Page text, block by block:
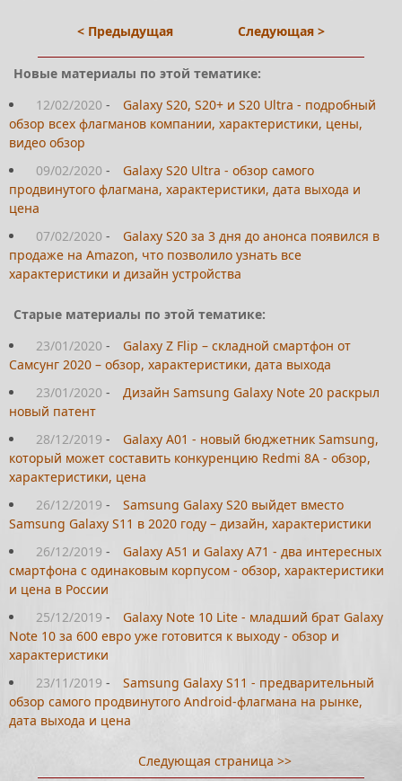
< Предыдущая Следующая >
Новые материалы по этой тематике:
12/02/2020 -
Galaxy S20, S20+ и S20 Ultra - подробный
обзор всех флагманов компании, характеристики, цены,
видео обзор
09/02/2020 -
Galaxy S20 Ultra - обзор самого
продвинутого флагмана, характеристики, дата выхода и
цена
07/02/2020 -
Galaxy S20 за 3 дня до анонса появился в
продаже на Amazon, что позволило узнать все
характеристики и дизайн устройства
Старые материалы по этой тематике:
23/01/2020 -
Galaxy Z Flip – складной смартфон от
Самсунг 2020 – обзор, характеристики, дата выхода
23/01/2020 -
Дизайн Samsung Galaxy Note 20 раскрыл
новый патент
28/12/2019 -
Galaxy A01 - новый бюджетник Samsung,
который может составить конкуренцию Redmi 8A - обзор,
характеристики, цена
26/12/2019 -
Samsung Galaxy S20 выйдет вместо
Samsung Galaxy S11 в 2020 году – дизайн, характеристики
26/12/2019 -
Galaxy A51 и Galaxy A71 - два интересных
смартфона с одинаковым корпусом - обзор, характеристики
и цена в России
25/12/2019 -
Galaxy Note 10 Lite - младший брат Galaxy
Note 10 за 600 евро уже готовится к выходу - обзор и
характеристики
23/11/2019 -
Samsung Galaxy S11 - предварительный
обзор самого продвинутого Android-флагмана на рынке,
дата выхода и цена
Следующая страница >>